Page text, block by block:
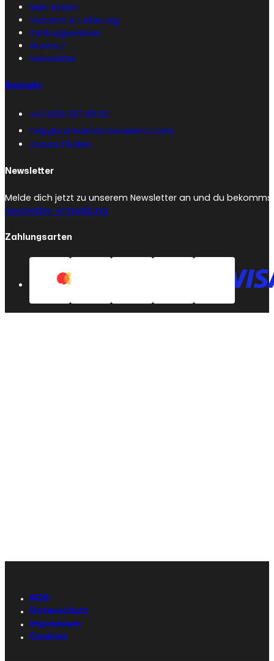
Mein Konto
Versand & Lieferung
Zahlungsweisen
Widerruf
Newsletter
Kontakt
+43 650 237 08 60
help@cannabisstorevienna.com
Unsere Filialen
Newsletter
Melde dich jetzt zu unserem Newsletter an und du
Newsletter-Anmeldung
Zahlungsarten
AGB
Datenschutz
Impressum
Cookies